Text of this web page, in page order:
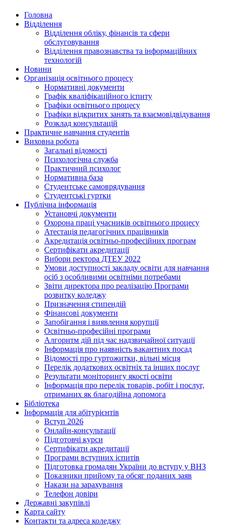
Головна
Відділення
Відділення обліку, фінансів та сфери
обслуговування
Відділення правознавства та інформаційних
технологій
Новини
Організація освітнього процесу
Нормативні документи
Графік кваліфікаційного іспиту
Графіки освітнього процесу
Графіки відкритих занять та взаємовідвідування
Розклад консультацій
Практичне навчання студентів
Виховна робота
Загальні відомості
Психологічна служба
Практичний психолог
Нормативна база
Студентське самоврядування
Студентські гуртки
Публічна інформація
Установчі документи
Охорона праці учасників освітнього процесу
Атестація педагогічних працівників
Акредитація освітньо-професійних програм
Сертифікати акредитації
Вибори ректора ДТЕУ 2022
Умови доступності закладу освіти для навчання
осіб з особливими освітніми потребами
Звіти директора про реалізацію Програми
розвитку коледжу
Призначення стипендій
Фінансові документи
Запобігання і виявлення корупції
Освітньо-професійні програми
Алгоритм дій під час надзвичайної ситуації
Інформація про наявність вакантних посад
Відомості про гуртожитки, вільні місця
Перелік додаткових освітніх та інших послуг
Результати моніторингу якості освіти
Інформація про перелік товарів, робіт і послуг,
отриманих як благодійна допомога
Бібліотека
Інформація для абітурієнтів
Вступ 2026
Онлайн-консультації
Підготовчі курси
Сертифікати акредитації
Програми вступних іспитів
Підготовка громадян України до вступу у ВНЗ
Показники прийому та обсяг поданих заяв
Накази на зарахування
Телефон довіри
Державні закупівлі
Карта сайту
Контакти та адреса коледжу